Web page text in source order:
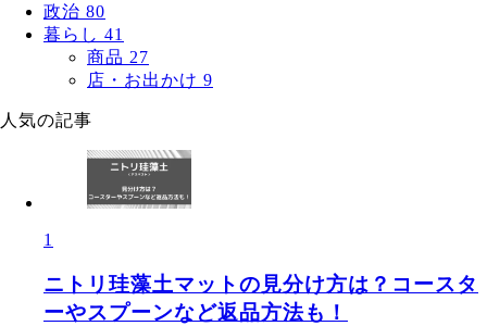
政治 80
暮らし 41
商品 27
店・お出かけ 9
人気の記事
1
ニトリ珪藻土マットの見分け方は？コースタ
ーやスプーンなど返品方法も！